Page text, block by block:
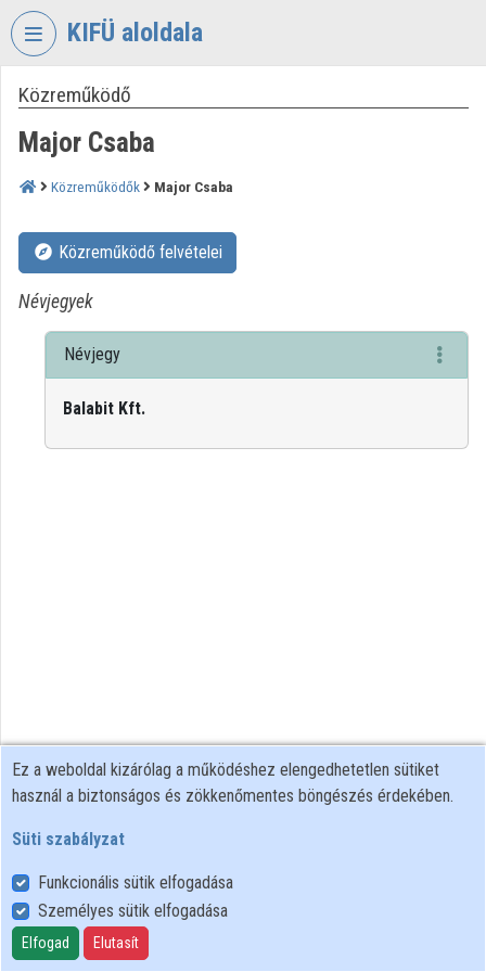
Fejléc kihagyása
KIFÜ aloldala
VIDEOTORIUM
KORMÁNYZATI
INFORMATIKAI
ÜGYNÖKSÉG
Intézményi kezdőlap
Intézményi felfedezés
Kategóriák
Közreműködő
Major Csaba
Közreműködők Major Csaba
Közreműködő felvételei
Névjegyek
Névjegy
Balabit Kft.
Felhasználói szabályzat
Adatkezelési tájékoztató
Süti szabályzat
Ez a weboldal kizárólag a működéshez elengedhetetlen sütiket
használ a biztonságos és zökkenőmentes böngészés érdekében.
Süti szabályzat
Funkcionális sütik elfogadása
Személyes sütik elfogadása
Elfogad Elutasít